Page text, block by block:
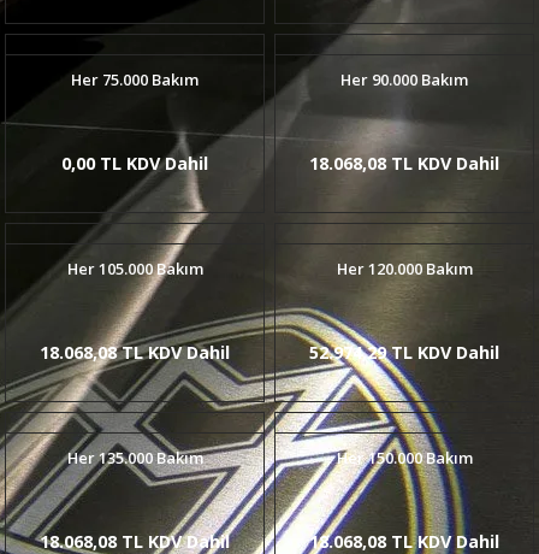
Her 75.000 Bakım
0,00 TL KDV Dahil
Her 90.000 Bakım
18.068,08 TL KDV Dahil
Her 105.000 Bakım
18.068,08 TL KDV Dahil
Her 120.000 Bakım
52.974,29 TL KDV Dahil
Her 135.000 Bakım
18.068,08 TL KDV Dahil
Her 150.000 Bakım
18.068,08 TL KDV Dahil